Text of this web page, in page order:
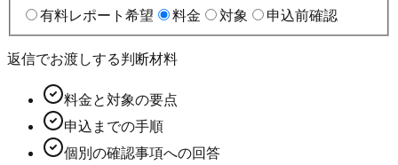
有料レポート希望
料金 対象 申込前確認
返信でお渡しする判断材料
料金と対象の要点
申込までの手順
個別の確認事項への回答